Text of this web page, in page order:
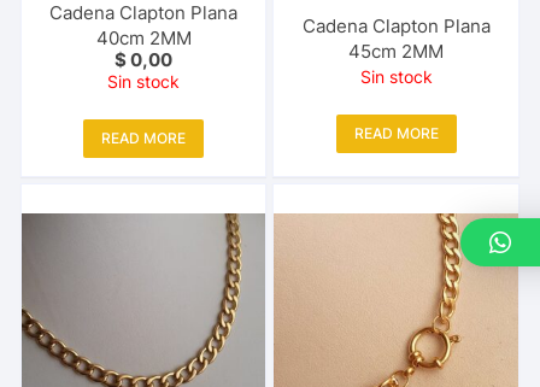
Cadena Clapton Plana
40cm 2MM
$0,00
Sin stock
READ MORE
Cadena Clapton Plana
45cm 2MM
Sin stock
READ MORE